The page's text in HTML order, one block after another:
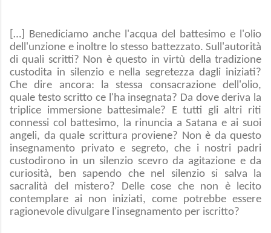
[…] Benediciamo anche l'acqua del battesimo e l'olio
dell'unzione e inoltre lo stesso battezzato. Sull'autorità
di quali scritti? Non è questo in virtù della tradizione
custodita in silenzio e nella segretezza dagli iniziati?
Che dire ancora: la stessa consacrazione dell'olio,
quale testo scritto ce l'ha insegnata? Da dove deriva la
triplice immersione battesimale? E tutti gli altri riti
connessi col battesimo, la rinuncia a Satana e ai suoi
angeli, da quale scrittura proviene? Non è da questo
insegnamento privato e segreto, che i nostri padri
custodirono in un silenzio scevro da agitazione e da
curiosità, ben sapendo che nel silenzio si salva la
sacralità del mistero? Delle cose che non è lecito
contemplare ai non iniziati, come potrebbe essere
ragionevole divulgare l'insegnamento per iscritto?